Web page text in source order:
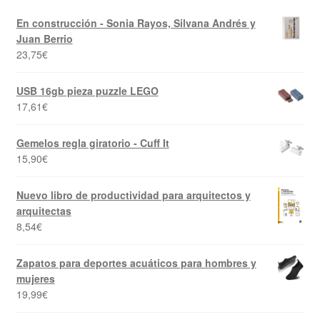
En construcción - Sonia Rayos, Silvana Andrés y
Juan Berrio
23,75€
USB 16gb pieza puzzle LEGO
17,61€
Gemelos regla giratorio - Cuff It
15,90€
Nuevo libro de productividad para arquitectos y
arquitectas
8,54€
Zapatos para deportes acuáticos para hombres y
mujeres
19,99€